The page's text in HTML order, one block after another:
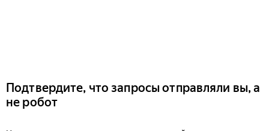
Подтвердите, что запросы отправляли вы, а
не робот